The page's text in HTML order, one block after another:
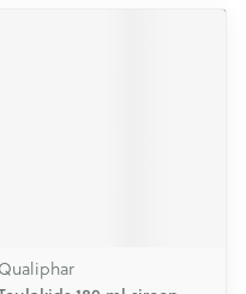
Qualiphar